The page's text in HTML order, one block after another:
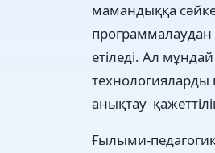
мамандыққа
программалаудан
етіледі. Ал
анықтау
Ғылыми-